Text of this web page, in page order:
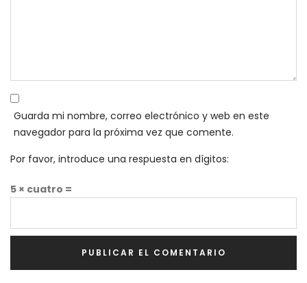
Guarda mi nombre, correo electrónico y web en este
navegador para la próxima vez que comente.
Por favor, introduce una respuesta en dígitos:
5 × cuatro =